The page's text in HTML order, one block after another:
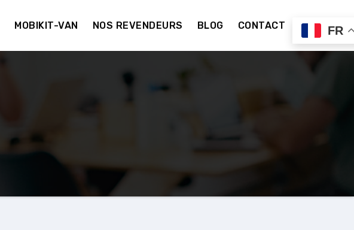
MOBIKIT-VAN NOS REVENDEURS BLOG CONTACT FR